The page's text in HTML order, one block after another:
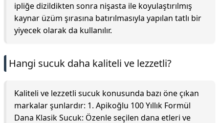
ipliğe dizildikten sonra nişasta ile koyulaştırılmış
kaynar üzüm şırasına batırılmasıyla yapılan tatlı bir
yiyecek olarak da kullanılır.
Hangi sucuk daha kaliteli ve lezzetli?
Kaliteli ve lezzetli sucuk konusunda bazı öne çıkan
markalar şunlardır: 1. Apikoğlu 100 Yıllık Formül
Dana Klasik Sucuk: Özenle seçilen dana etleri ve